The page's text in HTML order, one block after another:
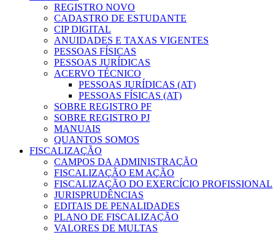
REGISTRO NOVO
CADASTRO DE ESTUDANTE
CIP DIGITAL
ANUIDADES E TAXAS VIGENTES
PESSOAS FÍSICAS
PESSOAS JURÍDICAS
ACERVO TÉCNICO
PESSOAS JURÍDICAS (AT)
PESSOAS FÍSICAS (AT)
SOBRE REGISTRO PF
SOBRE REGISTRO PJ
MANUAIS
QUANTOS SOMOS
FISCALIZAÇÃO
CAMPOS DA ADMINISTRAÇÃO
FISCALIZAÇÃO EM AÇÃO
FISCALIZAÇÃO DO EXERCÍCIO PROFISSIONAL
JURISPRUDÊNCIAS
EDITAIS DE PENALIDADES
PLANO DE FISCALIZAÇÃO
VALORES DE MULTAS